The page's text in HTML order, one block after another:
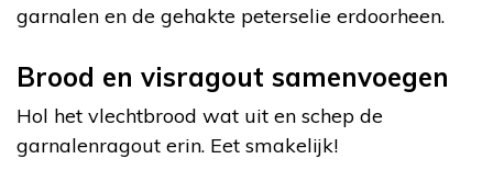
garnalen en de gehakte peterselie erdoorheen.
Brood en visragout samenvoegen
Hol het vlechtbrood wat uit en schep de
garnalenragout erin. Eet smakelijk!